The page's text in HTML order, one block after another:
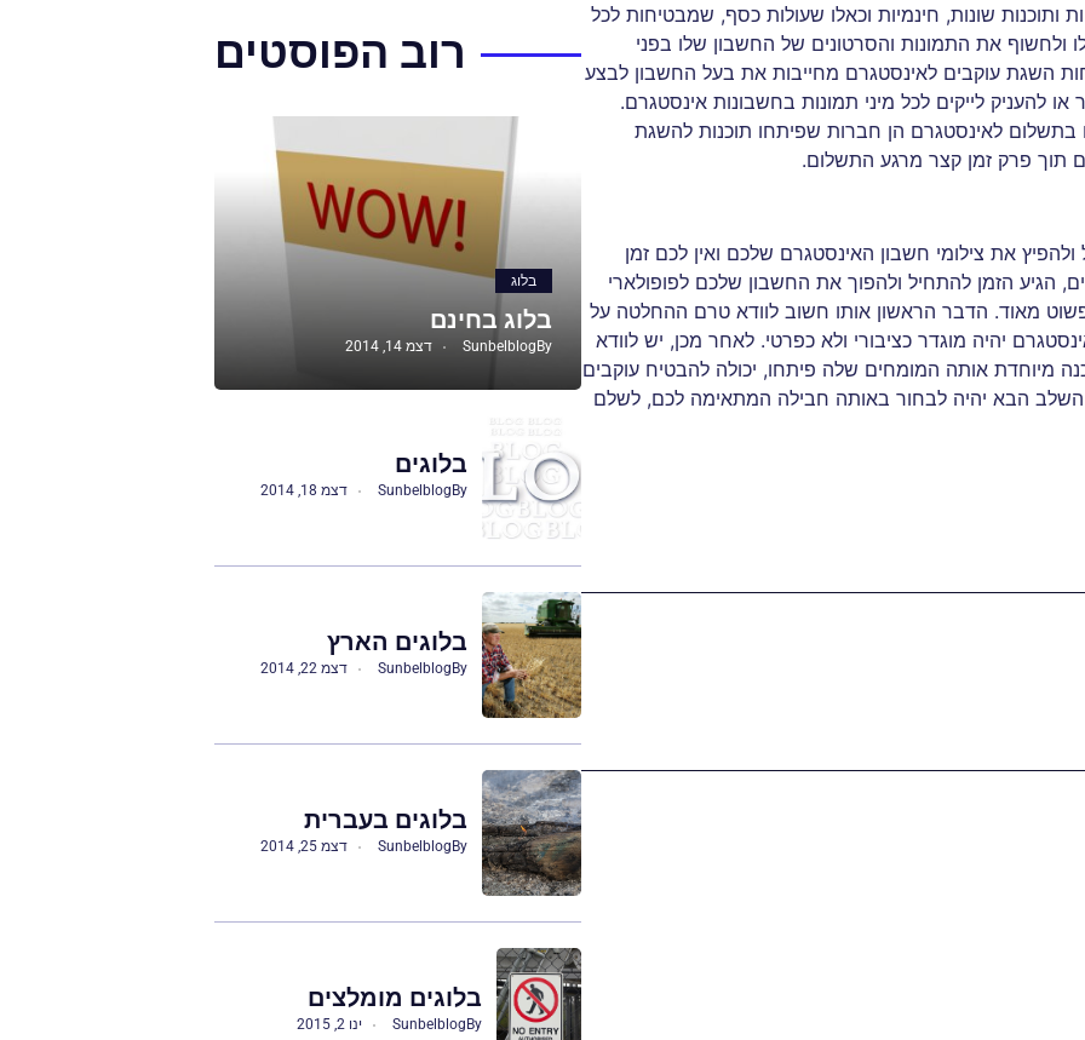
ותוכנות שונות, חינמיות וכאלו שעולות כסף, שמבטיחות לכל
ולחשוף את התמונות והסרטונים של החשבון שלו בפני
השגת עוקבים לאינסטגרם מחייבות את בעל החשבון לבצע
להעניק לייקים לכל מיני תמונות בחשבונות אינסטגרם.
בתשלום לאינסטגרם הן חברות שפיתחו תוכנות להשגת
תוך פרק זמן קצר מרגע התשלום.
את צילומי חשבון האינסטגרם שלכם ואין לכם זמן
הגיע הזמן להתחיל ולהפוך את החשבון שלכם לפופולארי
פשוט מאוד. הדבר הראשון אותו חשוב לוודא טרם ההחלטה על
יהיה מוגדר כציבורי ולא כפרטי. לאחר מכן, יש לוודא
מיוחדת אותה המומחים שלה פיתחו, יכולה להבטיח עוקבים
השלב הבא יהיה לבחור באותה חבילה המתאימה לכם, לשלם
רוב הפוסטים
בלוג
בלוג בחינם
By
Sunbelblog דצמ 14, 2014
בלוגים
By
Sunbelblog דצמ 18, 2014
בלוגים הארץ
By
Sunbelblog דצמ 22, 2014
בלוגים בעברית
By
Sunbelblog דצמ 25, 2014
בלוגים מומלצים
By
Sunbelblog ינו 2, 2015